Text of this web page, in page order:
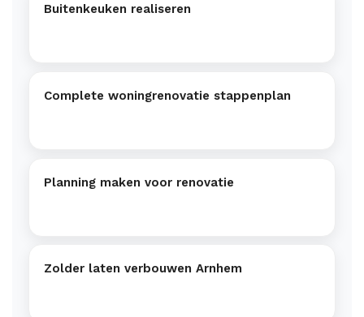
Buitenkeuken realiseren
Complete woningrenovatie stappenplan
Planning maken voor renovatie
Zolder laten verbouwen Arnhem